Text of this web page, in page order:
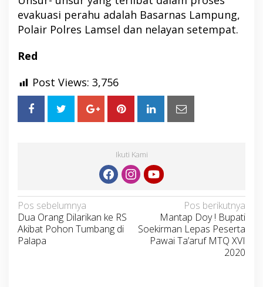
evakuasi perahu adalah Basarnas Lampung,
Polair Polres Lamsel dan nelayan setempat.
Red
Post Views: 3,756
Ikuti Kami
Navigasi
pos
Pos sebelumnya
Dua Orang Dilarikan ke RS
Akibat Pohon Tumbang di
Palapa
Pos berikutnya
Mantap Doy ! Bupati
Soekirman Lepas Peserta
Pawai Ta’aruf MTQ XVI
2020